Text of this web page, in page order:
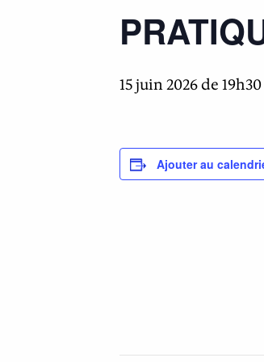
15 juin 2026 de 19h30
Ajouter au